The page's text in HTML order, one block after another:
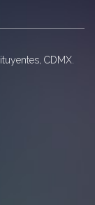
CDMX.